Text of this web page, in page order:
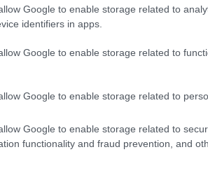
Google to enable storage related to
identifiers in apps.
Google to enable storage related to
Google to enable storage related to
Google to enable storage related to
functionality and fraud prevention, and